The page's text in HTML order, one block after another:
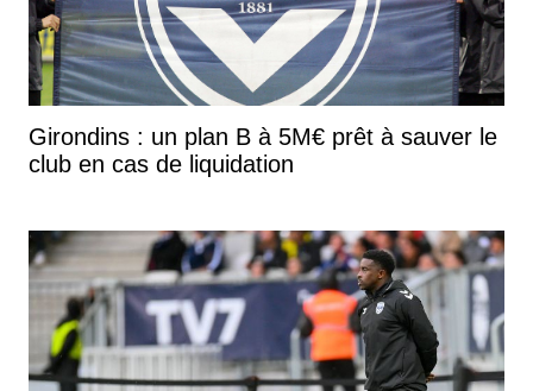
Girondins : un plan B à 5M€ prêt à sauver le
club en cas de liquidation